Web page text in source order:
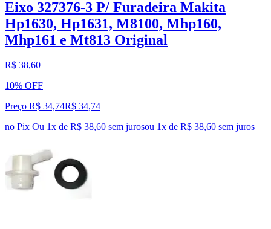
Eixo 327376-3 P/ Furadeira Makita
Hp1630, Hp1631, M8100, Mhp160,
Mhp161 e Mt813 Original
R$ 38,60
10% OFF
Preço R$ 34,74R$ 34,74
no Pix Ou 1x de R$ 38,60 sem jurosou 1x de R$ 38,60 sem juros